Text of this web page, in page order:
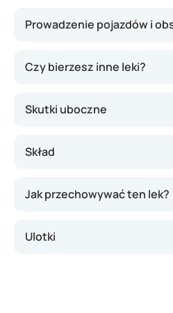
Prowadzenie pojazdów i
Czy bierzesz inne leki?
Skutki uboczne
Skład
Jak przechowywać ten lek?
Ulotki